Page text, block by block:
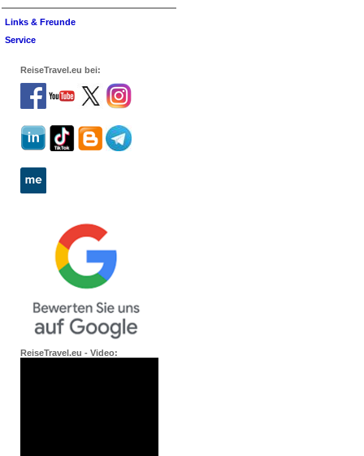
Links & Freunde
Service
ReiseTravel.eu bei:
ReiseTravel.eu - Video: